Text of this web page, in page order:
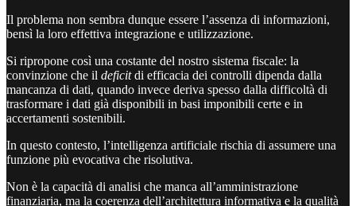
Il problema non sembra dunque essere l’assenza di informazioni,
bensì la loro effettiva integrazione e utilizzazione.
Si ripropone così una costante del nostro sistema fiscale: la
convinzione che il deficitdi efficacia dei controlli dipenda dalla
mancanza di dati, quando invece deriva spesso dalla difficoltà di
trasformare i dati già disponibili in basi imponibili certe e in
accertamenti sostenibili.
In questo contesto, l’intelligenza artificiale rischia di assumere una
funzione più evocativa che risolutiva.
Non è la capacità di analisi che manca all’amministrazione
finanziaria, ma la coerenza dell’architettura informativa e la qualità